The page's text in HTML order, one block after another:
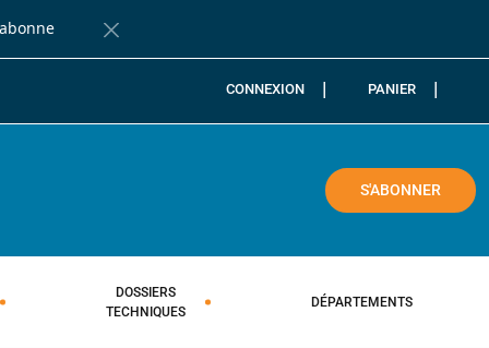
Fermer la barre de notification
CONNEXION PANIER
S'ABONNER
DOSSIERS
TECHNIQUES
DÉPARTEMENTS